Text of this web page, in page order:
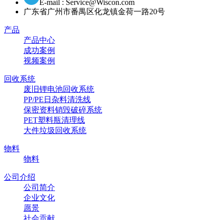
E-mail : Service@Wiscon.com
广东省广州市番禺区化龙镇金荷一路20号
产品
产品中心
成功案例
视频案例
回收系统
废旧锂电池回收系统
PP/PE日杂料清洗线
保密资料销毁破碎系统
PET塑料瓶清理线
大件垃圾回收系统
物料
物料
公司介绍
公司简介
企业文化
愿景
社会贡献